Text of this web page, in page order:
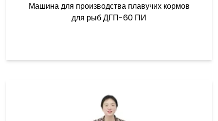
Машина для производства плавучих кормов
для рыб ДГП-60 ПИ